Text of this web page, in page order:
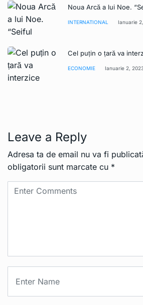
Noua Arcă a lui Noe.
INTERNATIONAL Ianuarie
Cel puțin o țară va
ECONOMIE Ianuarie 2,
Leave a Reply
Adresa ta de email nu va fi
obligatorii sunt marcate cu *